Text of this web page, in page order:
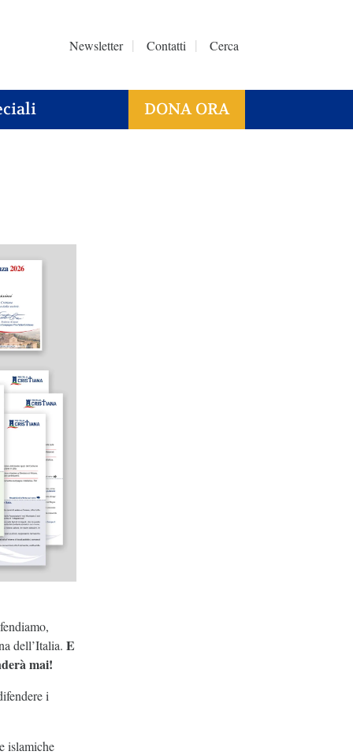
Newsletter Contatti Cerca
DONA ORA
dell’Italia. E
mai!
i
islamiche